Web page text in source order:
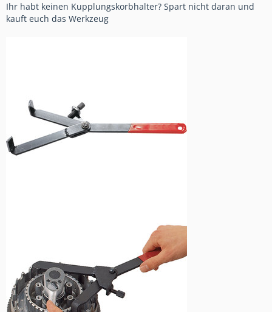
Ihr habt keinen Kupplungskorbhalter? Spart nicht daran und
kauft euch das Werkzeug